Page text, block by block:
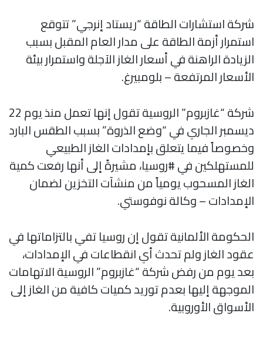
شركة استشارات الطاقة “ريستاد إنرجي” تتوقع
استمرار أزمة الطاقة على مدار العام المقبل بسبب
الزيادة الراهنة في أسعار الغاز الآجلة واستمرار بيئة
الأسعار المرتفعة – بلومبيرغ.
شركة “غازبروم” الروسية تقول إنها تعمل منذ يوم 22
ديسمبر الجاري في “وضع الذروة” بسبب الطقس البارد
وخصوصاً فيما يتعلق بإمدادات الغاز الطبيعي
للمستهلكين في #روسيا، مشيرةً إلى أنها رفعت كمية
الغاز المسحوب يومياً من منشآت التخزين لضمان
الإمدادات – وكالة نوفوستي.
الحكومة الألمانية تقول إن روسيا تفي بالتزاماتها في
عقود الغاز ولم تحدث أي انقطاعات في الإمدادات،
بعد يوم من رفض شركة “غازبروم” الروسية الاتهامات
الموجهة إليها بعدم توريد كميات كافية من الغاز إلى
الأسواق الأوروبية.